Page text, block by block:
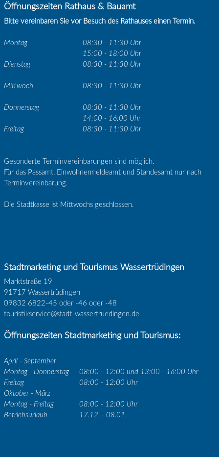
Öffnungszeiten Rathaus & Bauamt
Bitte vereinbaren Sie vor Besuch des Rathauses einen Termin.
Montag
08:30 - 11:30 Uhr
15:00 - 18:00 Uhr
Dienstag
08:30 - 11:30 Uhr
Mittwoch 08:30 - 11:30 Uhr
Donnerstag
08:30 - 11:30 Uhr
14:00 - 16:00 Uhr
Freitag
08:30 - 11:30 Uhr
Gesonderte Terminvereinbarungen sind möglich.
Für das Passamt, Einwohnermeldeamt und Standesamt nur nach
Terminvereinbarung.
Die Stadtkasse ist Mittwochs geschlossen.
Stadtmarketing und Tourismus Wassertrüdingen
Marktstraße 19
91717 Wassertrüdingen
09832 6822-45 oder -46 oder -48
touristikservice@stadt-wassertruedingen.de
Öffnungszeiten Stadtmarketing und Tourismus:
April - September
Montag - Donnerstag
08:00 - 12:00 und 13:00 - 16:00 Uhr
Freitag
08:00 - 12:00 Uhr
Oktober - März
Montag - Freitag
08:00 - 12:00 Uhr
Betriebsurlaub
17.12. - 08.01.